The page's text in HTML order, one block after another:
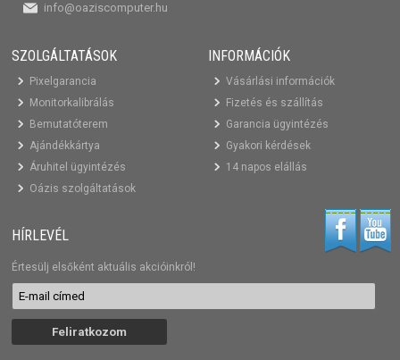
info@oaziscomputer.hu
SZOLGÁLTATÁSOK
Pixelgarancia
Monitorkalibrálás
Bemutatóterem
Ajándékkártya
Áruhitel ügyintézés
Oázis szolgáltatások
INFORMÁCIÓK
Vásárlási információk
Fizetés és szállítás
Garancia ügyintézés
Gyakori kérdések
14 napos elállás
HÍRLEVÉL
Értesülj elsőként aktuális akcióinkról!